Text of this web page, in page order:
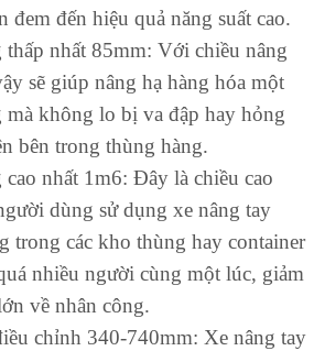
đem đến hiệu quả năng suất cao.
thấp nhất 85mm: Với chiều nâng
sẽ giúp nâng hạ hàng hóa một
mà không lo bị va đập hay hỏng
bên trong thùng hàng.
cao nhất 1m6: Đây là chiều cao
dùng sử dụng xe nâng tay
trong các kho thùng hay container
nhiều người cùng một lúc, giảm
về nhân công.
chỉnh 340-740mm: Xe nâng tay